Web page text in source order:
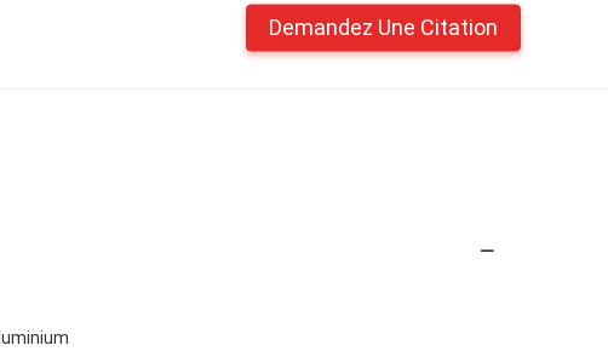
Demandez Une Citation